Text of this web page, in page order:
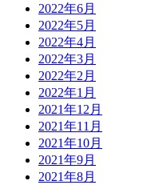
2022年6月
2022年5月
2022年4月
2022年3月
2022年2月
2022年1月
2021年12月
2021年11月
2021年10月
2021年9月
2021年8月